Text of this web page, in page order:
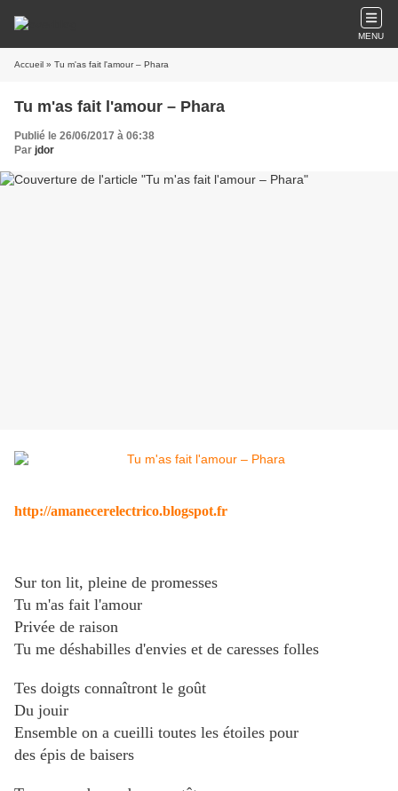
MENU
Accueil » Tu m'as fait l'amour – Phara
Tu m'as fait l'amour – Phara
Publié le 26/06/2017 à 06:38
Par jdor
http://amanecerelectrico.blogspot.fr
Sur ton lit, pleine de promesses
Tu m'as fait l'amour
Privée de raison
Tu me déshabilles d'envies et de caresses folles
Tes doigts connaîtront le goût
Du jouir
Ensemble on a cueilli toutes les étoiles pour
des épis de baisers